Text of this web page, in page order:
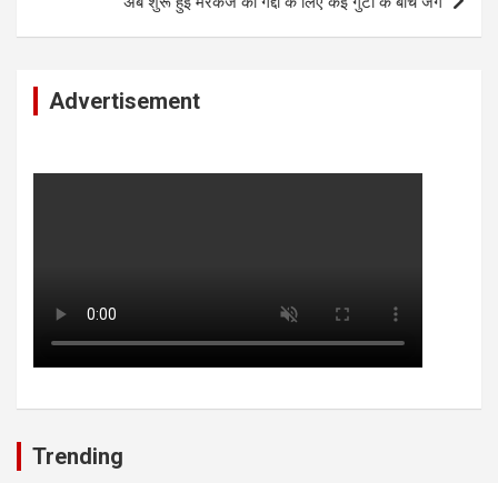
Advertisement
Trending